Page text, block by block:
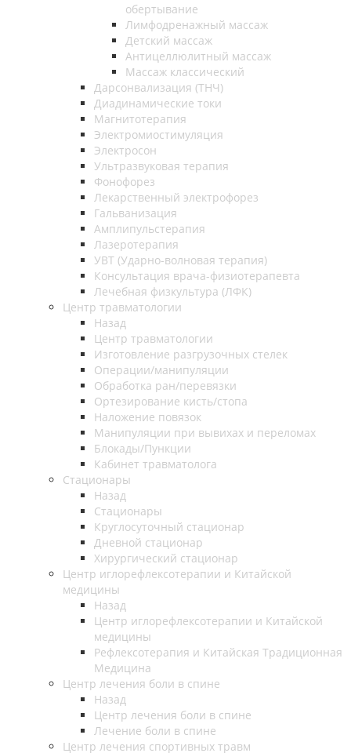
обертывание
Лимфодренажный массаж
Детский массаж
Антицеллюлитный массаж
Массаж классический
Дарсонвализация (ТНЧ)
Диадинамические токи
Магнитотерапия
Электромиостимуляция
Электросон
Ультразвуковая терапия
Фонофорез
Лекарственный электрофорез
Гальванизация
Амплипульстерапия
Лазеротерапия
УВТ (Ударно-волновая терапия)
Консультация врача-физиотерапевта
Лечебная физкультура (ЛФК)
Центр травматологии
Назад
Центр травматологии
Изготовление разгрузочных стелек
Операции/манипуляции
Обработка ран/перевязки
Ортезирование кисть/стопа
Наложение повязок
Манипуляции при вывихах и переломах
Блокады/Пункции
Кабинет травматолога
Стационары
Назад
Стационары
Круглосуточный стационар
Дневной стационар
Хирургический стационар
Центр иглорефлексотерапии и Китайской
медицины
Назад
Центр иглорефлексотерапии и Китайской
медицины
Рефлексотерапия и Китайская Традиционная
Медицина
Центр лечения боли в спине
Назад
Центр лечения боли в спине
Лечение боли в спине
Центр лечения спортивных травм